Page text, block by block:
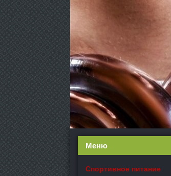
Меню
Спортивное питание